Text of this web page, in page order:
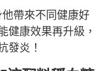
他帶來不同健康好
健康效果再升級，
發炎！